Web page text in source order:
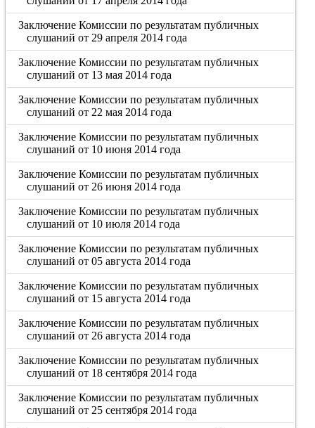
Заключение Комиссии по результатам публичных
слушаний от 29 апреля 2014 года
Заключение Комиссии по результатам публичных
слушаний от 13 мая 2014 года
Заключение Комиссии по результатам публичных
слушаний от 22 мая 2014 года
Заключение Комиссии по результатам публичных
слушаний от 10 июня 2014 года
Заключение Комиссии по результатам публичных
слушаний от 26 июня 2014 года
Заключение Комиссии по результатам публичных
слушаний от 10 июля 2014 года
Заключение Комиссии по результатам публичных
слушаний от 05 августа 2014 года
Заключение Комиссии по результатам публичных
слушаний от 15 августа 2014 года
Заключение Комиссии по результатам публичных
слушаний от 26 августа 2014 года
Заключение Комиссии по результатам публичных
слушаний от 18 сентября 2014 года
Заключение Комиссии по результатам публичных
слушаний от 25 сентября 2014 года